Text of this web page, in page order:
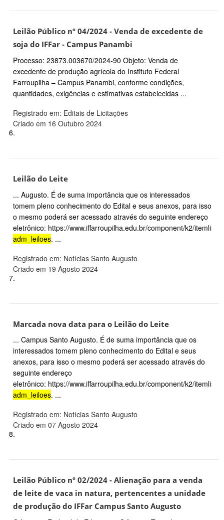
Leilão Público nº 04/2024 - Venda de excedente de
soja do IFFar - Campus Panambi
Processo: 23873.003670/2024-90 Objeto: Venda de
excedente de produção agrícola do Instituto Federal
Farroupilha – Campus Panambi, conforme condições,
quantidades, exigências e estimativas estabelecidas ...
Registrado em: Editais de Licitações
Criado em 16 Outubro 2024
6.
Leilão do Leite
... Augusto. É de suma importância que os interessados
tomem pleno conhecimento do Edital e seus anexos, para isso
o mesmo poderá ser acessado através do seguinte endereço
eletrônico: https://www.iffarroupilha.edu.br/component/k2/itemlist/
adm_leiloes. ...
Registrado em: Notícias Santo Augusto
Criado em 19 Agosto 2024
7.
Marcada nova data para o Leilão do Leite
... Campus Santo Augusto. É de suma importância que os
interessados tomem pleno conhecimento do Edital e seus
anexos, para isso o mesmo poderá ser acessado através do
seguinte endereço
eletrônico: https://www.iffarroupilha.edu.br/component/k2/itemlist/
adm_leiloes. ...
Registrado em: Notícias Santo Augusto
Criado em 07 Agosto 2024
8.
Leilão Público nº 02/2024 - Alienação para a venda
de leite de vaca in natura, pertencentes a unidade
de produção do IFFar Campus Santo Augusto